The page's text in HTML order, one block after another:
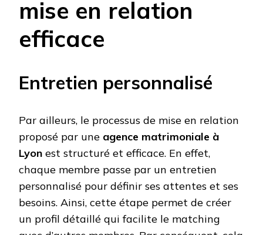
mise en relation
efficace
Entretien personnalisé
Par ailleurs, le processus de mise en relation
proposé par une agence matrimoniale à
Lyon est structuré et efficace. En effet,
chaque membre passe par un entretien
personnalisé pour définir ses attentes et ses
besoins. Ainsi, cette étape permet de créer
un profil détaillé qui facilite le matching